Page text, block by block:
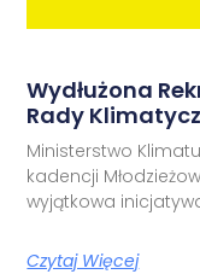
Wydłużona
Rady
Ministerstwo
kadencji
wyjątkowa
Czytaj Więcej